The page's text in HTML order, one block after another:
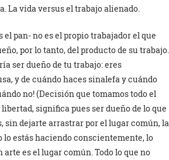
La vida versus el trabajo alienado.
pan- no es el propio trabajador el que
por lo tanto, del producto de su trabajo.
ser dueño de tu trabajo: eres
y de cuándo haces sinalefa y cuándo
no! (Decisión que tomamos todo el
significa pues ser dueño de lo que
sin dejarte arrastrar por el lugar común, la
lo estás haciendo conscientemente, lo
es el lugar común. Todo lo que no